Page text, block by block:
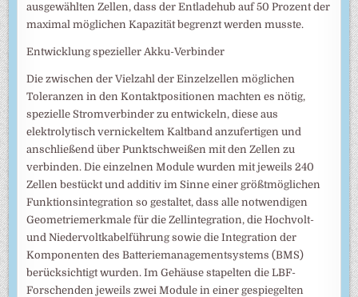
ausgewählten Zellen, dass der Entladehub auf 50 Prozent der
maximal möglichen Kapazität begrenzt werden musste.
Entwicklung spezieller Akku-Verbinder
Die zwischen der Vielzahl der Einzelzellen möglichen
Toleranzen in den Kontaktpositionen machten es nötig,
spezielle Stromverbinder zu entwickeln, diese aus
elektrolytisch vernickeltem Kaltband anzufertigen und
anschließend über Punktschweißen mit den Zellen zu
verbinden. Die einzelnen Module wurden mit jeweils 240
Zellen bestückt und additiv im Sinne einer größtmöglichen
Funktionsintegration so gestaltet, dass alle notwendigen
Geometriemerkmale für die Zellintegration, die Hochvolt-
und Niedervoltkabelführung sowie die Integration der
Komponenten des Batteriemanagementsystems (BMS)
berücksichtigt wurden. Im Gehäuse stapelten die LBF-
Forschenden jeweils zwei Module in einer gespiegelten